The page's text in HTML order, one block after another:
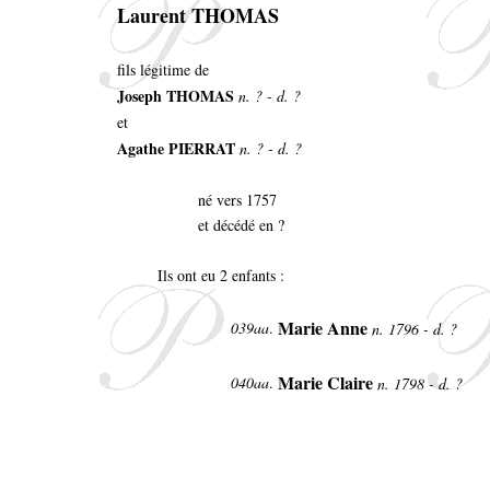
Laurent THOMAS
fils légitime de
Joseph THOMAS n. ? - d. ?
et
Agathe PIERRAT n. ? - d. ?
né vers 1757
et décédé en ?
Ils ont eu 2 enfants :
039aa. Marie Anne n. 1796 - d. ?
040aa. Marie Claire n. 1798 - d. ?